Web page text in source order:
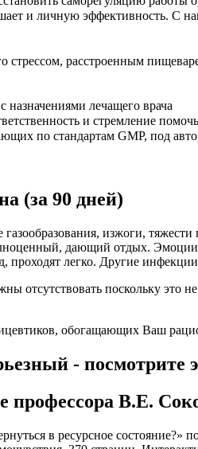
и личную эффективность. С
расстроенным
назначениями лечащего врача
и стремление помочь
по стандартам GMP, под
(за 90 дней)
изжоги,
дающий отдых.
проходят легко. Другие инфекции
отсутствовать поскольку это
обогащающих Ваш
- посмотрите
профессора В.Е.
в ресурсное